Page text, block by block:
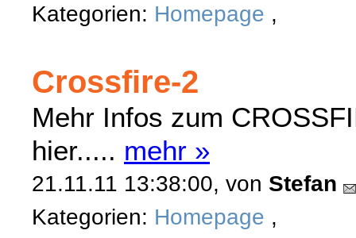
Kategorien: Homepage ,
Crossfire-2
Mehr Infos zum
hier..... mehr »
21.11.11 13:38:00, von Stefan
Kategorien: Homepage ,